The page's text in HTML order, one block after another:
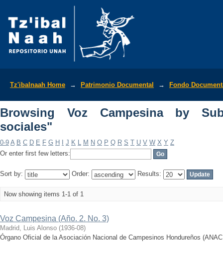
Tz'ibalnaah Home → Patrimonio Documental → Fondo
Browsing Voz Campesina by
sociales"
0-9 A B C D E F G H J K L M N O P Q R S T U V W X Y Z
Or enter first few letters:
Sort by: Order: Results:
Now showing items 1-1 of 1
Voz Campesina (Año. 2. No. 3)
Madrid, Luis Alonso (1936-08)
Órgano Oficial de la Asociación Nacional de Campesinos Hondureños